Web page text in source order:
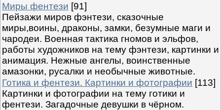
Миры фентези [91]
Пейзажи миров фэнтези, сказочные
миры,воины, драконы, замки, безумные маги и
чародеи. Военная тактика гномов и эльфов,
работы художников на тему фэнтези, картинки и
анимация. Нежные ангелы, воинственные
амазонки, русалки и необычные животные.
Готика и фентези. Картинки и фотографии [113]
Картинки и фотографии на тему готики и
фентези. Загадочные девушки в чёрном.